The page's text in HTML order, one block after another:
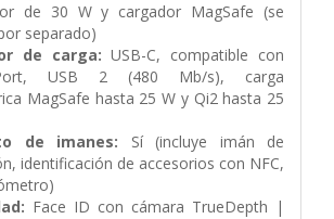
de 30 W y cargador MagSafe (se
separado)
de carga: USB-C, compatible con
USB 2 (480 Mb/s), carga
MagSafe hasta 25 W y Qi2 hasta 25
de imanes: Sí (incluye imán de
identificación de accesorios con NFC,
Face ID con cámara TrueDepth |